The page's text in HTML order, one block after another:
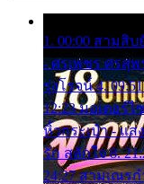
1. 00:00 สามสิ
- ศรเพชร ศรสุพ
รุ่งโรจน์ 4.
12:23 มอเตอร์
หิ้วกระเป๋า - แส
รัก สลักใจ 8.
24:27 สามเณร